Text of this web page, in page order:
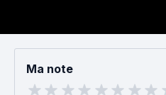
Ma note